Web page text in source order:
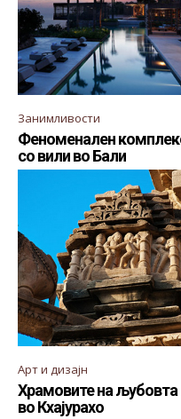
Занимливости
Феноменален
со вили во Бали
Арт и дизајн
Храмовите на љубовта
во Кхајурахо